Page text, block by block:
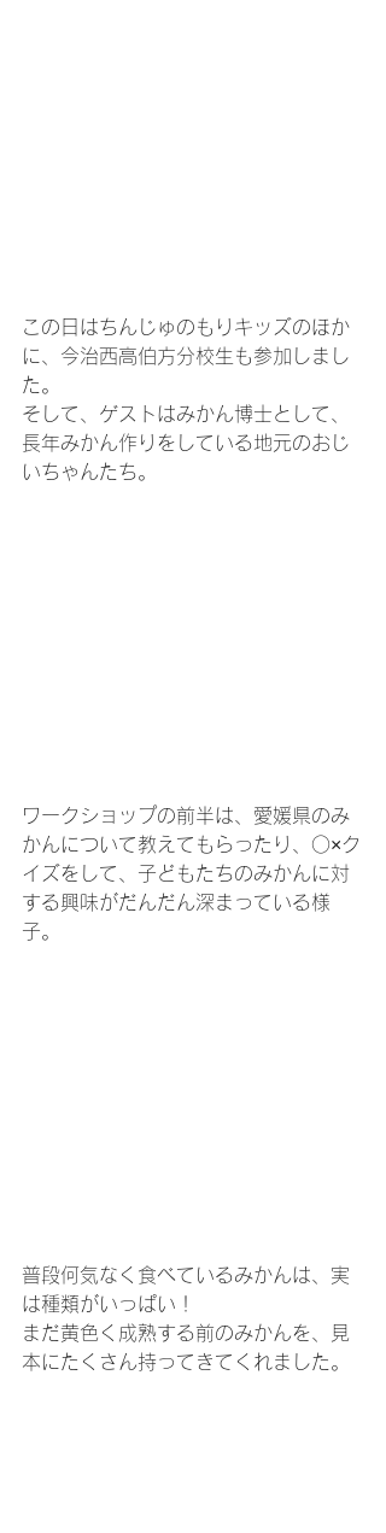
この日はちんじゅのもりキッズのほか
に、今治西高伯方分校生も参加しまし
た。
そして、ゲストはみかん博士として、
長年みかん作りをしている地元のおじ
いちゃんたち。
ワークショップの前半は、愛媛県のみ
かんについて教えてもらったり、○×ク
イズをして、子どもたちのみかんに対
する興味がだんだん深まっている様
子。
普段何気なく食べているみかんは、実
は種類がいっぱい！
まだ黄色く成熟する前のみかんを、見
本にたくさん持ってきてくれました。